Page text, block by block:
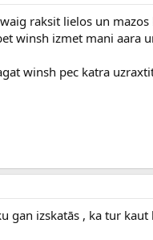
raksit lielos un mazos
winsh izmet mani aara
winsh pec katra
gan izskatās , ka tur